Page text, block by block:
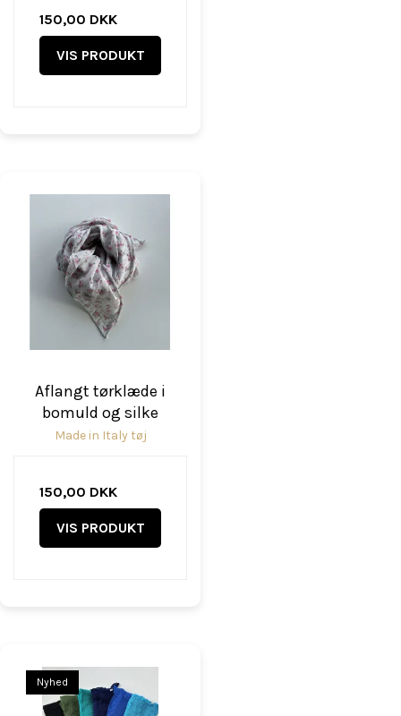
150,00 DKK
VIS PRODUKT
Aflangt tørklæde i
bomuld og silke
Made in Italy tøj
150,00 DKK
VIS PRODUKT
Nyhed